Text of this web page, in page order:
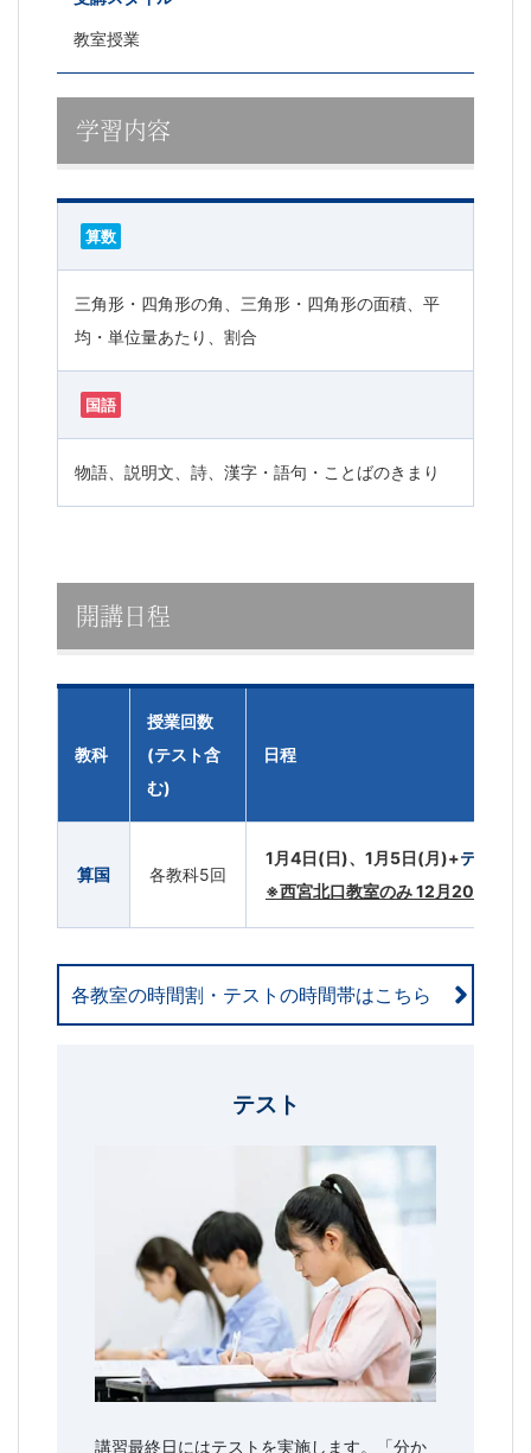
教室授業
学習内容
算数
三角形・四角形の角、三角形・四角形の面積、平
均・単位量あたり、割合
国語
物語、説明文、詩、漢字・語句・ことばのきまり
開講日程
教科
授業回数
(テスト含
む)
日程
算国 各教科5回
1月4日(日)、1月5日(月)+テスト 1
※西宮北口教室のみ 12月20日(土)
各教室の時間割・テストの時間帯はこちら
テスト
講習最終日にはテストを実施します。「分か